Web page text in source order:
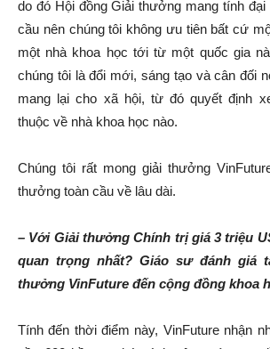
do đó Hội đồng Giải thưởng mang tính
cầu nên chúng tôi không ưu tiên bất cứ
một nhà khoa học tới từ một quốc gia
chúng tôi là đổi mới, sáng tạo và cân đối
mang lại cho xã hội, từ đó quyết định
thuộc về nhà khoa học nào.
Chúng tôi rất mong giải thưởng
thưởng toàn cầu về lâu dài.
– Với Giải thưởng Chính trị giá 3 triệu
quan trọng nhất? Giáo sư đánh giá
thưởng VinFuture đến cộng đồng khoa
Tính đến thời điểm này, VinFuture nhận